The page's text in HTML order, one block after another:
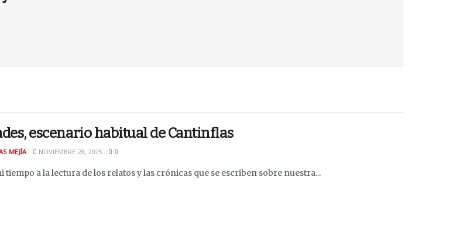
escenario habitual de Cantinflas
MEJÍA NOVIEMBRE 28, 2025 0
tiempo a la lectura de los relatos y las crónicas que se escriben sobre nuestra...